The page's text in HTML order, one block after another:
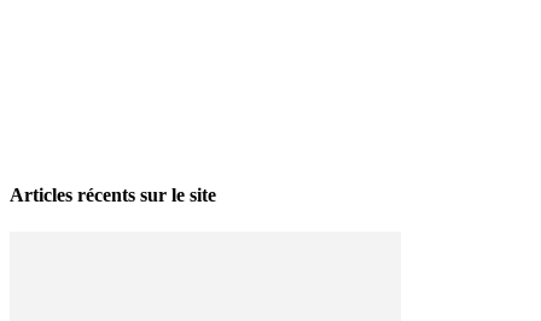
Articles récents sur le site